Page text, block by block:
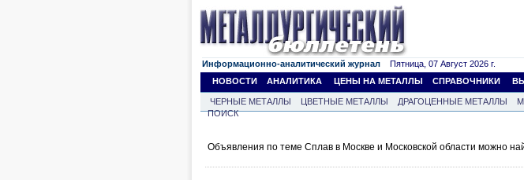
Информационно-аналитический журнал Пятница, 07 Август 2026 г.
НОВОСТИ
АНАЛИТИКА ЦЕНЫ НА МЕТАЛЛЫ СПРАВОЧНИКИ
ЧЕРНЫЕ МЕТАЛЛЫ ЦВЕТНЫЕ МЕТАЛЛЫ ДРАГОЦЕННЫЕ МЕТАЛЛЫ
ПОИСК
Объявления по теме Сплав в Москве и Московской области можно